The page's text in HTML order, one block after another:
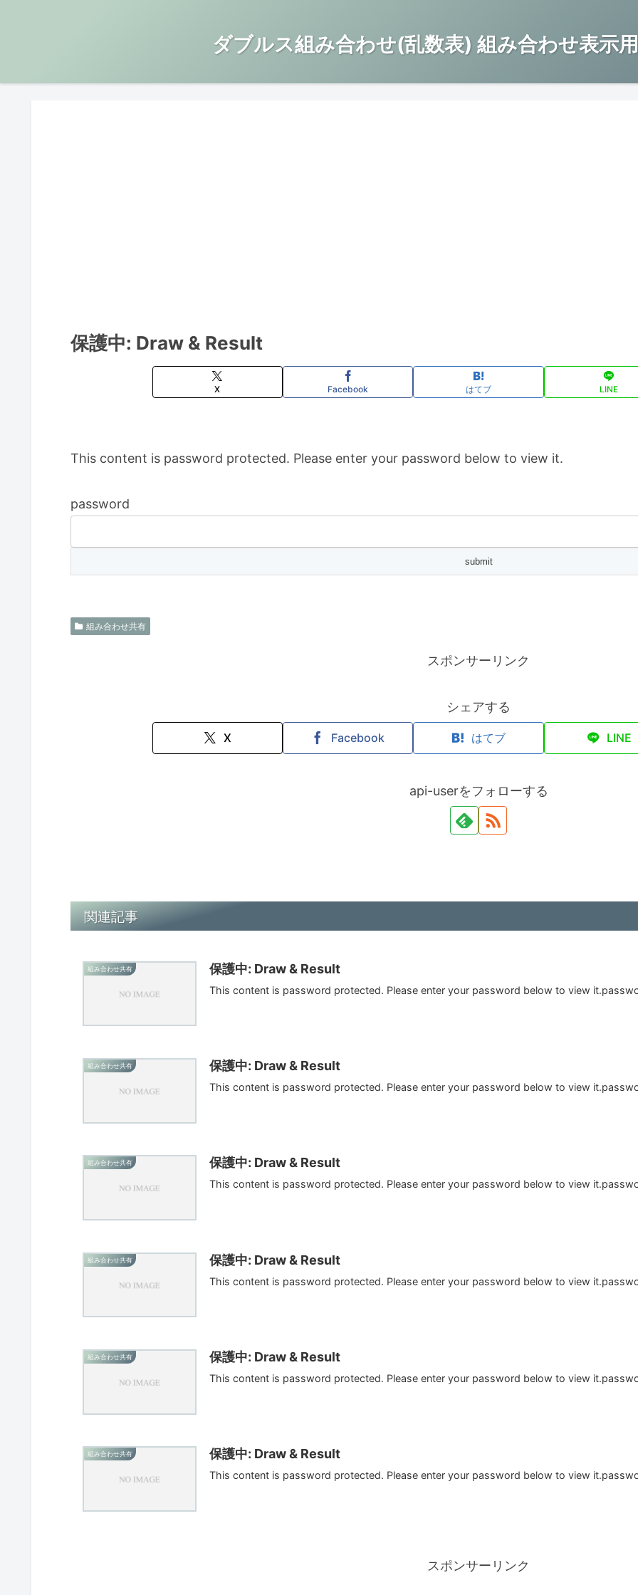
ダブルス組み合わせ(乱数表) 組み合わせ表示
保護中: Draw & Result
X Facebook はてブ LINE
This content is password protected. Please enter your password below to view it.
password
組み合わせ共有
スポンサーリンク
シェアする
X Facebook はてブ LINE
api-userをフォローする
関連記事
組み合わせ共有 保護中: Draw & Result
This content is password protected. Please enter your password below to view
組み合わせ共有 保護中: Draw & Result
This content is password protected. Please enter your password below to view
組み合わせ共有 保護中: Draw & Result
This content is password protected. Please enter your password below to view
組み合わせ共有 保護中: Draw & Result
This content is password protected. Please enter your password below to view
組み合わせ共有 保護中: Draw & Result
This content is password protected. Please enter your password below to view
組み合わせ共有 保護中: Draw & Result
This content is password protected. Please enter your password below to view
スポンサーリンク